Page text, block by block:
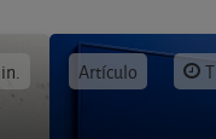
Artículo